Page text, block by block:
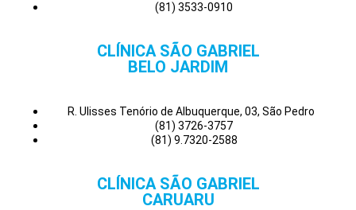
(81) 3533-0910
CLÍNICA SÃO GABRIEL
BELO JARDIM
R. Ulisses Tenório de Albuquerque, 03, São Pedro
(81) 3726-3757
(81) 9.7320-2588
CLÍNICA SÃO GABRIEL
CARUARU